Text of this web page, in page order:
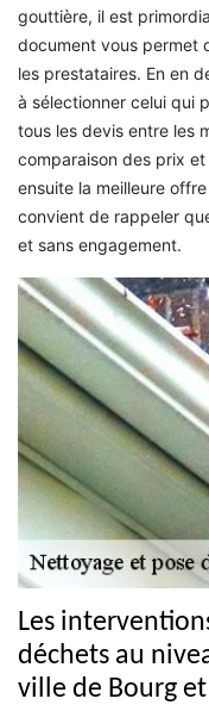
gouttière, il est
document vous permet
les prestataires. En en
à sélectionner celui qui
tous les devis entre les
comparaison des prix
ensuite la meilleure
convient de rappeler
et sans engagement.
Les
déchets au
ville de Bourg